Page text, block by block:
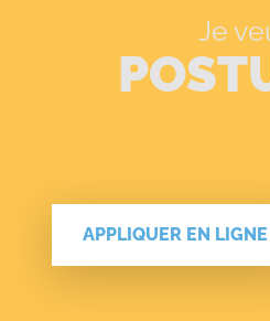
Je
APPLIQUER EN LIGNE